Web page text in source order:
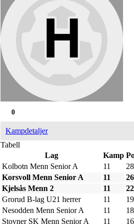
0
Kampdetaljer
Tabell
Lag
Kamp
Kolbotn Menn Senior A
11
28
Korsvoll Menn Senior A
11
26
Kjelsås Menn 2
11
22
Grorud B-lag U21 herrer
11
19
Nesodden Menn Senior A
11
18
Stovner SK Menn Senior A
11 16